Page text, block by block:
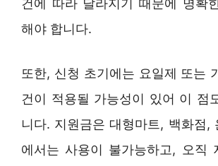
해야 합니다.
또한, 신청 초기에는 요일제 또는
건이 적용될 가능성이 있어 이 점
니다. 지원금은 대형마트, 백화점,
에서는 사용이 불가능하고, 오직